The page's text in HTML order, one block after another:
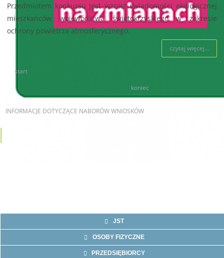
Przedmiotem konkursu jest wzrost świadomości ekologicznej
mieszkańców województwa świętokrzyskiego w zakresie
ochrony powietrza atmosferycznego.
czytaj więcej...
start
koniec
INFORMACJE DOTYCZĄCE NABORÓW WNIOSKÓW
JST
OSOBY FIZYCZNE
PRZEDSIĘBIORCY